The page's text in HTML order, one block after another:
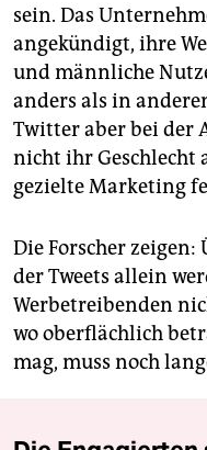
sein. Das
angekündigt, ihre
und männliche
anders als in
Twitter aber bei der
nicht ihr Geschlecht
gezielte Marketing
Die Forscher
der Tweets allein
Werbetreibenden
wo oberflächlich
mag, muss noch